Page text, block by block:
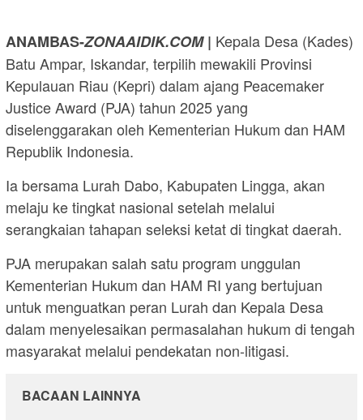
ANAMBAS-ZONAAIDIK.COM| Kepala Desa (Kades)
Batu Ampar, Iskandar, terpilih mewakili Provinsi
Kepulauan Riau (Kepri) dalam ajang Peacemaker
Justice Award (PJA) tahun 2025 yang
diselenggarakan oleh Kementerian Hukum dan HAM
Republik Indonesia.
Ia bersama Lurah Dabo, Kabupaten Lingga, akan
melaju ke tingkat nasional setelah melalui
serangkaian tahapan seleksi ketat di tingkat daerah.
PJA merupakan salah satu program unggulan
Kementerian Hukum dan HAM RI yang bertujuan
untuk menguatkan peran Lurah dan Kepala Desa
dalam menyelesaikan permasalahan hukum di tengah
masyarakat melalui pendekatan non-litigasi.
BACAAN LAINNYA